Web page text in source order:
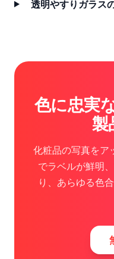
透明やすりガラス
色に忠実
製
化粧品の写真をア
でラベルが鮮明
り、あらゆる色